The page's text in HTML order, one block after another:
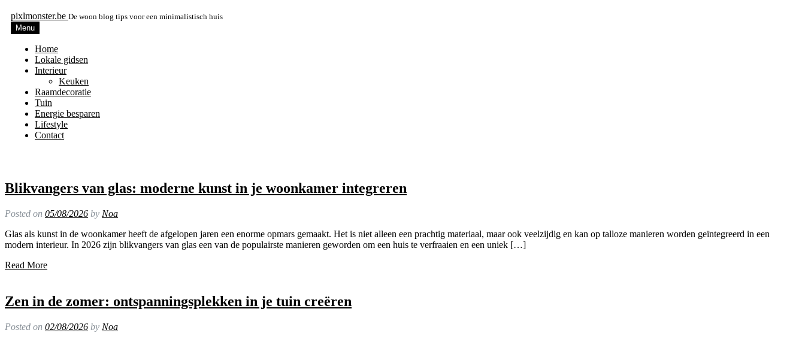
pixlmonster.be De woon blog tips voor een minimalistisch huis
Menu
Home
Lokale gidsen
Interieur
Keuken
Raamdecoratie
Tuin
Energie besparen
Lifestyle
Contact
Blikvangers van glas: moderne kunst in je woonkamer integreren
Posted on 05/08/2026 by Noa
Glas als kunst in de woonkamer heeft de afgelopen jaren een enorme opmars gemaakt. Het is niet alleen een prachtig materiaal, maar ook veelzijdig en kan op talloze manieren worden geïntegreerd in een
modern interieur. In 2026 zijn blikvangers van glas een van de populairste manieren geworden om een huis te verfraaien en een uniek […]
Read More
Zen in de zomer: ontspanningsplekken in je tuin creëren
Posted on 02/08/2026 by Noa